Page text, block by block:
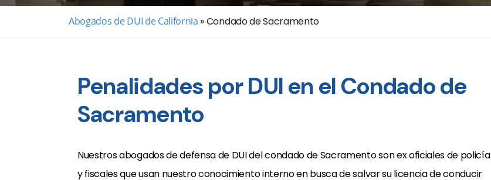
Abogados de DUI de California »Condado de Sacramento
Penalidades por DUI en el Condado de
Sacramento
Nuestros abogados de defensa de DUI del condado de Sacramento son ex oficiales de policía
y fiscales que usan nuestro conocimiento interno en busca de salvar su licencia de conducir